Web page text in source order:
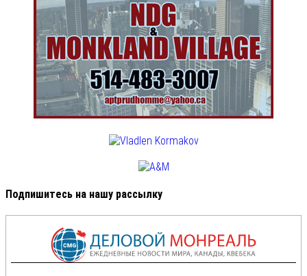
Подпишитесь на нашу рассылку